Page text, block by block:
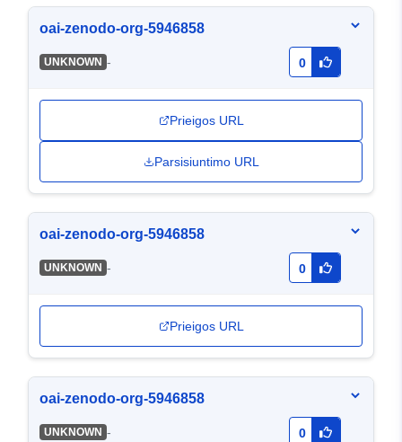
oai-zenodo-org-5946858
UNKNOWN - 0
Prieigos URL
Parsisiuntimo URL
oai-zenodo-org-5946858
UNKNOWN - 0
Prieigos URL
oai-zenodo-org-5946858
UNKNOWN - 0